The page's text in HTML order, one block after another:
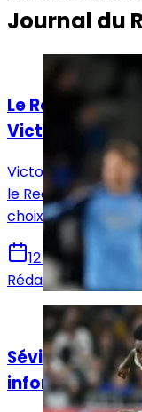
Journal du
Actualités
Le Real
Victor Muñoz
Victor Muñoz
le Real Madrid
choix qui pourrait
12 juin 2026
Rédaction Le
Actualités
Séville - Real
informations